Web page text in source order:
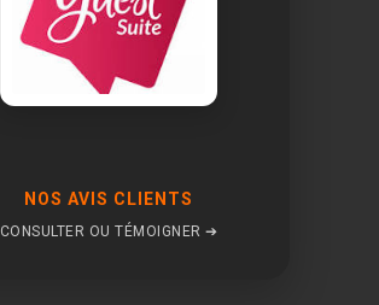
NOS AVIS CLIENTS
CONSULTER OU TÉMOIGNER ➔